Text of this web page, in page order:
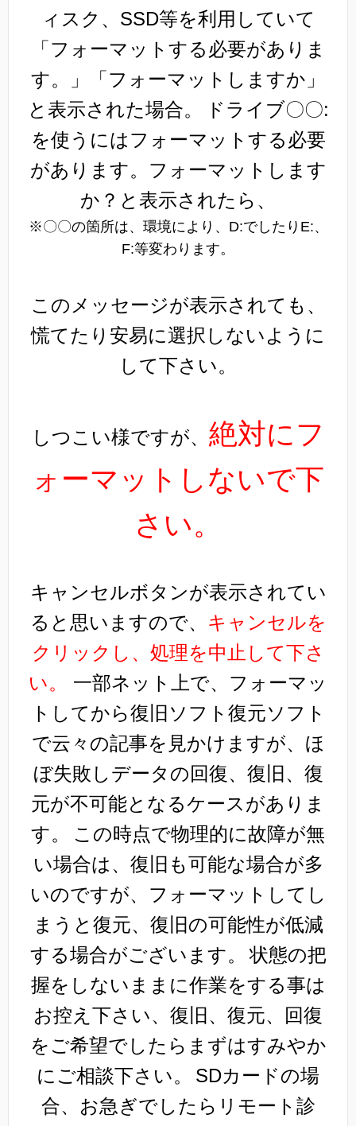
ィスク、SSD等を利用していて
「フォーマットする必要がありま
す。」「フォーマットしますか」
と表示された場合。
ドライブ〇〇:
を使うにはフォーマットする必要
があります。フォーマットします
か？と表示されたら、
※〇〇の箇所は、環境により、D:でしたりE:、
F:等変わります。
このメッセージが表示されても、
慌てたり安易に選択しないように
して下さい。
しつこい様ですが、 絶対にフ
ォーマットしないで下
さい。
キャンセルボタンが表示されてい
ると思いますので、 キャンセルを
クリックし、処理を中止して下さ
い。
一部ネット上で、フォーマッ
トしてから復旧ソフト復元ソフト
で云々の記事を見かけますが、ほ
ぼ失敗しデータの回復、復旧、復
元が不可能となるケースがありま
す。
この時点で物理的に故障が無
い場合は、復旧も可能な場合が多
いのですが、フォーマットしてし
まうと復元、復旧の可能性が低減
する場合がございます。
状態の把
握をしないままに作業をする事は
お控え下さい、復旧、復元、回復
をご希望でしたらまずはすみやか
にご相談下さい。
SDカードの場
合、お急ぎでしたらリモート診